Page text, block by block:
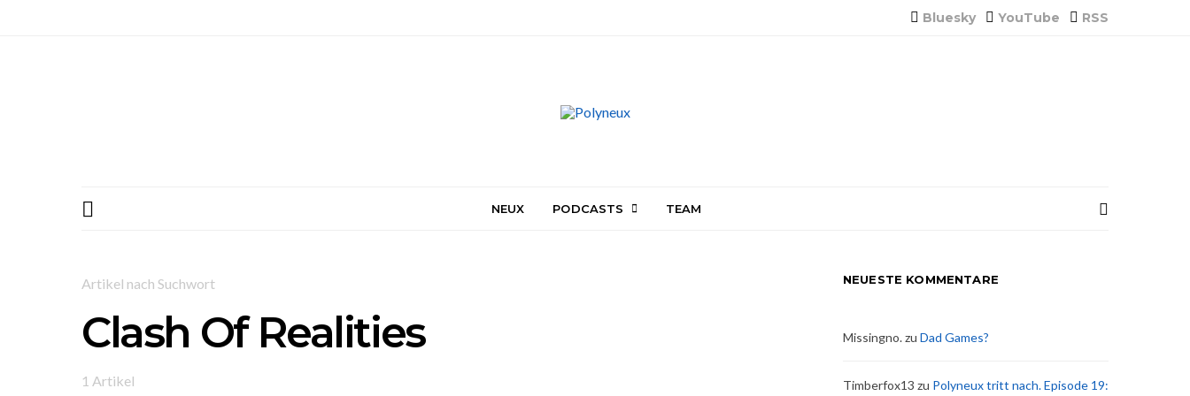
Bluesky YouTube RSS
NEUX PODCASTS TEAM
Artikel nach Suchwort
Clash Of Realities
1 Artikel
NEUESTE KOMMENTARE
Missingno.zu Dad Games?
Timberfox13 zu Polyneux tritt nach. Episode 19: